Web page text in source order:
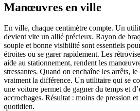
Manœuvres en ville
En ville, chaque centimètre compte. Un
devient vite un allié précieux. Rayon de
souple et bonne visibilité sont essentiels
étroites ou se garer rapidement. Les
aide au stationnement, rendent les
stressantes. Quand on enchaîne les arrêts,
vraiment la différence. Un utilitaire qui se
une voiture permet de gagner du temps et
accrochages. Résultat : moins de pression
quotidien.